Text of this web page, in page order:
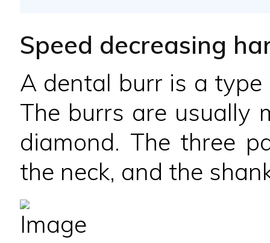
Speed decreasing
A dental burr is a
The burrs are usually
diamond. The three
the neck, and the